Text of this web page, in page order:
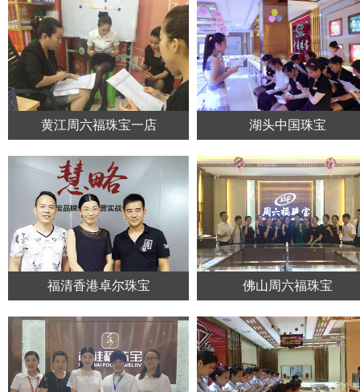
黄江周六福珠宝一店 湖头中国珠宝
福清香港卓尔珠宝 佛山周六福珠宝